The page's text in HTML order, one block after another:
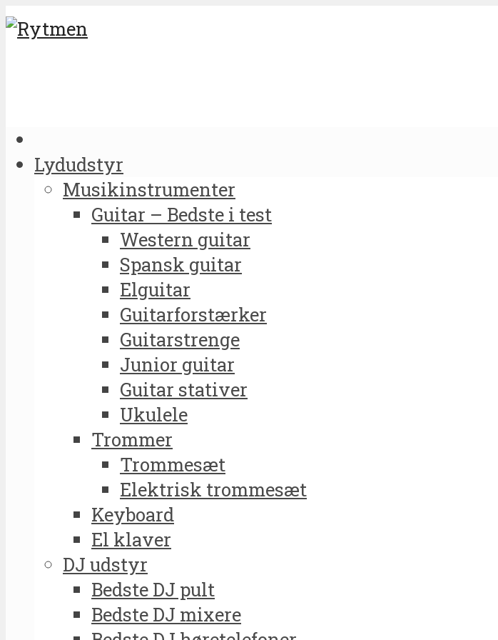
Lydudstyr
Musikinstrumenter
Guitar – Bedste i test
Western guitar
Spansk guitar
Elguitar
Guitarforstærker
Guitarstrenge
Junior guitar
Guitar stativer
Ukulele
Trommer
Trommesæt
Elektrisk trommesæt
Keyboard
El klaver
DJ udstyr
Bedste DJ pult
Bedste DJ mixere